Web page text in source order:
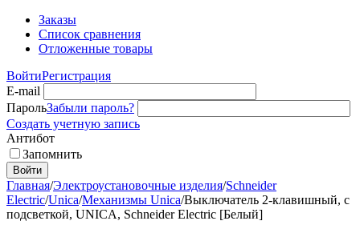
Заказы
Список сравнения
Отложенные товары
ВойтиРегистрация
E-mail
ПарольЗабыли пароль?
Создать учетную запись
Антибот
Запомнить
Войти
Главная/Электроустановочные изделия/Schneider
Electric/Unica/Механизмы Unica/Выключатель 2-клавишный, с
подсветкой, UNICA, Schneider Electric [Белый]